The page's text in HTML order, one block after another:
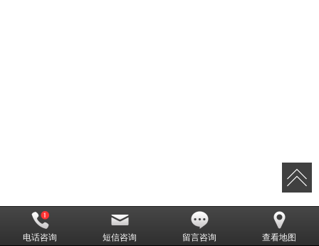
电话咨询 短信咨询 留言咨询 查看地图